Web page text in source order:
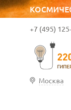
+7 (495)
Москва